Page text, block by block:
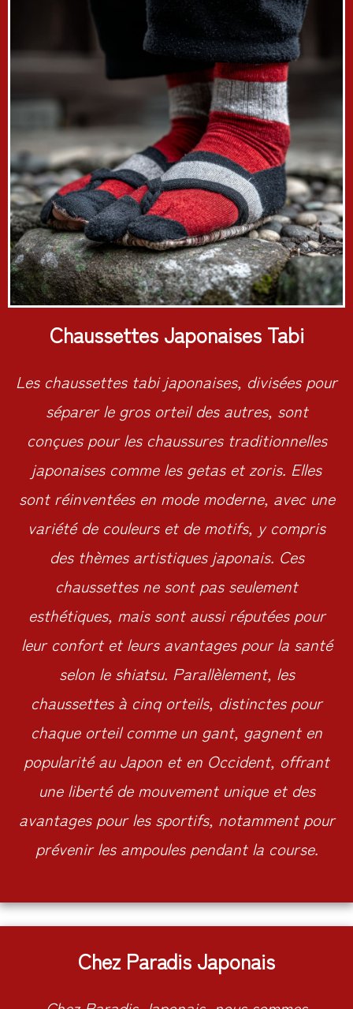
Chaussettes Japonaises Tabi
Les chaussettes tabi japonaises, divisées pour
séparer le gros orteil des autres, sont
conçues pour les chaussures traditionnelles
japonaises comme les getas et zoris. Elles
sont réinventées en mode moderne, avec une
variété de couleurs et de motifs, y compris
des thèmes artistiques japonais. Ces
chaussettes ne sont pas seulement
esthétiques, mais sont aussi réputées pour
leur confort et leurs avantages pour la santé
selon le shiatsu. Parallèlement, les
chaussettes à cinq orteils, distinctes pour
chaque orteil comme un gant, gagnent en
popularité au Japon et en Occident, offrant
une liberté de mouvement unique et des
avantages pour les sportifs, notamment pour
prévenir les ampoules pendant la course.
Chez Paradis Japonais